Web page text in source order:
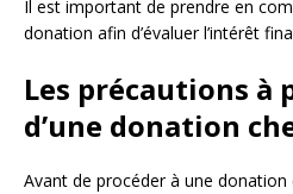
Il est important de prendre en
donation afin d’évaluer l’intérêt
Les précautions à
d’une donation
Avant de procéder à une